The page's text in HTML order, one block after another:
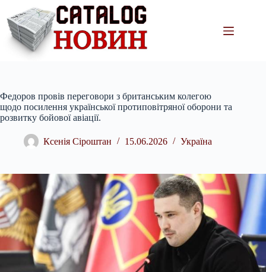
вмісту
Федоров провів переговори з британським колегою
щодо посилення української протиповітряної оборони та
розвитку бойової авіації.
Ксенія Сіроштан 15.06.2026 Україна